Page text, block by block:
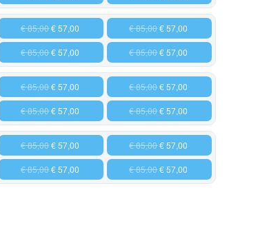
€ 85,00€ 57,00
€ 85,00€ 57,00
€ 85,00€ 57,00
€ 85,00€ 57,00
€ 85,00€ 57,00
€ 85,00€ 57,00
€ 85,00€ 57,00
€ 85,00€ 57,00
€ 85,00€ 57,00
€ 85,00€ 57,00
€ 85,00€ 57,00
€ 85,00€ 57,00